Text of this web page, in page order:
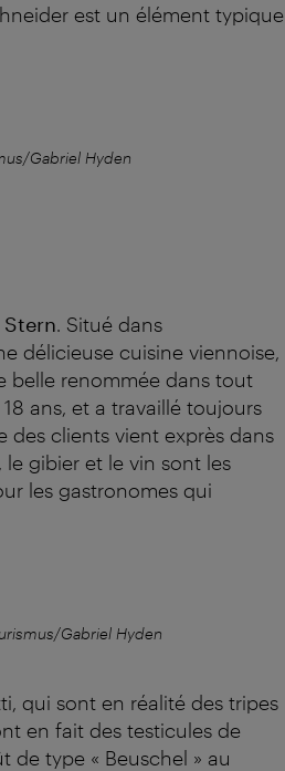
est un élément typique
Gabriel Hyden
Stern. Situé dans
délicieuse cuisine viennoise,
belle renommée dans tout
ans, et a travaillé toujours
clients vient exprès dans
le gibier et le vin sont les
les gastronomes qui
Gabriel Hyden
qui sont en réalité des tripes
en fait des testicules de
de type « Beuschel » au